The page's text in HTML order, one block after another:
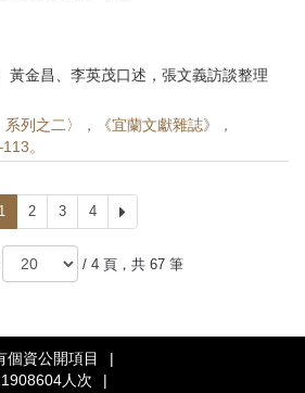
黃金昌、李英茂口述，張文義訪談整理
系列之二〉，《宜蘭文獻雜誌》，
。
1 2 3 4
一
/ 4 頁，共 67 筆
個資公開項目
|
人次 |